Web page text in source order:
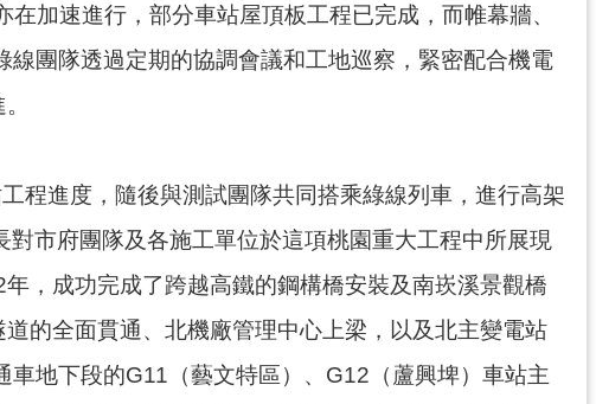
加速進行，部分車站屋頂板工程已完成，而帷幕牆、
團隊透過定期的協調會議和工地巡察，緊密配合機電
程進度，隨後與測試團隊共同搭乘綠線列車，進行高架
市府團隊及各施工單位於這項桃園重大工程中所展現
，成功完成了跨越高鐵的鋼構橋安裝及南崁溪景觀橋
的全面貫通、北機廠管理中心上梁，以及北主變電站
地下段的G11（藝文特區）、G12（蘆興埤）車站主